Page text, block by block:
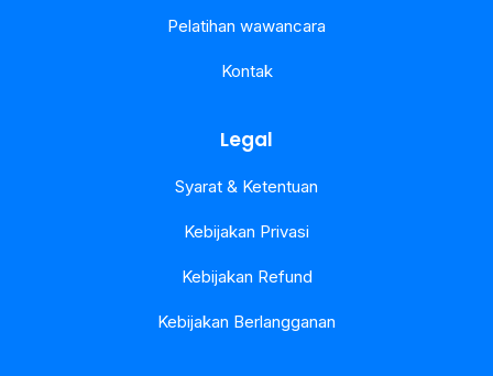
Pelatihan wawancara
Kontak
Legal
Syarat & Ketentuan
Kebijakan Privasi
Kebijakan Refund
Kebijakan Berlangganan